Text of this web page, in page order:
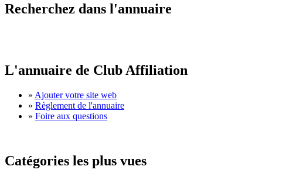
Recherchez dans l'annuaire
L'annuaire de Club Affiliation
» Ajouter votre site web
» Règlement de l'annuaire
» Foire aux questions
Catégories les plus vues